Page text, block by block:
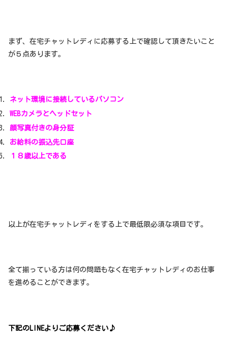
まず、在宅チャットレディに応募する上で確認して頂きたいこと
が５点あります。
ネット環境に接続しているパソコン
WEBカメラとヘッドセット
顔写真付きの身分証
お給料の振込先口座
１８歳以上である
以上が在宅チャットレディをする上で最低限必須な項目です。
全て揃っている方は何の問題もなく在宅チャットレディのお仕事
を進めることができます。
下記のLINEよりご応募ください♪